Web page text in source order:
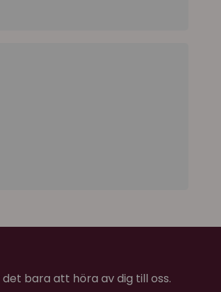
bara att höra av dig till oss.